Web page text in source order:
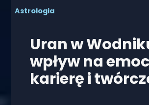
Astrologia
Uran w
wpływ na
karierę i